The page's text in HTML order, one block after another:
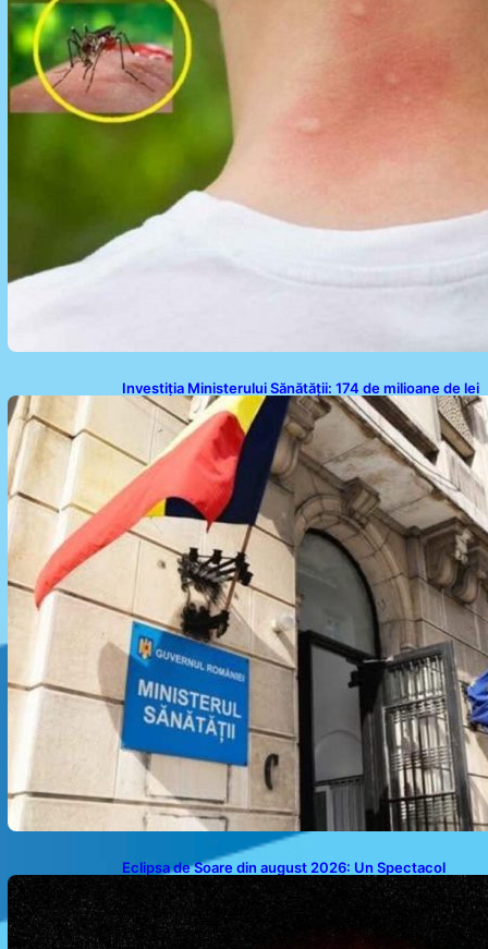
Investiția Ministerului Sănătății: 174 de milioane de lei
pentru modernizarea sistemului sanitar din România
Eclipsa de Soare din august 2026: Un Spectacol
Astronomic Pe Cerul României